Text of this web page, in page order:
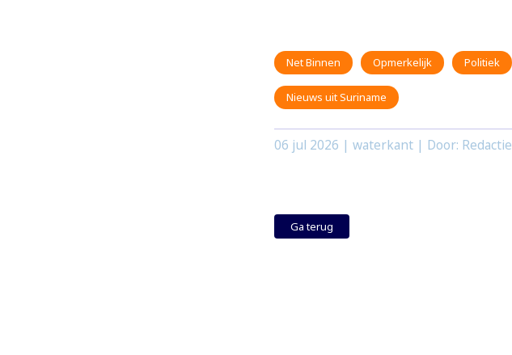
Net Binnen Opmerkelijk Politiek
Nieuws uit Suriname
06 jul 2026 | waterkant | Door: Redactie
Ga terug